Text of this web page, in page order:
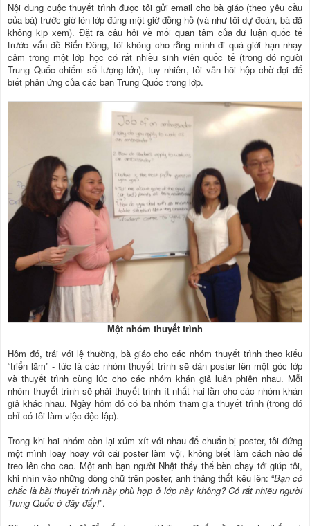
Nội dung cuộc thuyết trình được tôi gửi email cho bà giáo (theo yêu cầu
của bà) trước giờ lên lớp đúng một giờ đồng hồ (và như tôi dự đoán, bà đã
không kịp xem). Đặt ra câu hỏi về mối quan tâm của dư luận quốc tế
trước vấn đề Biển Đông, tôi không cho rằng mình đi quá giới hạn nhạy
cảm trong một lớp học có rất nhiều sinh viên quốc tế (trong đó người
Trung Quốc chiếm số lượng lớn), tuy nhiên, tôi vẫn hồi hộp chờ đợi để
biết phản ứng của các bạn Trung Quốc trong lớp.
Một nhóm thuyết trình
Hôm đó, trái với lệ thường, bà giáo cho các nhóm thuyết trình theo kiểu
“triển lãm” - tức là các nhóm thuyết trình sẽ dán poster lên một góc lớp
và thuyết trình cùng lúc cho các nhóm khán giả luân phiên nhau. Mỗi
nhóm thuyết trình sẽ phải thuyết trình ít nhất hai lần cho các nhóm khán
giả khác nhau. Ngày hôm đó có ba nhóm tham gia thuyết trình (trong đó
chỉ có tôi làm việc độc lập).
Trong khi hai nhóm còn lại xúm xít với nhau để chuẩn bị poster, tôi đứng
một mình loay hoay với cái poster làm vội, không biết làm cách nào để
treo lên cho cao. Một anh bạn người Nhật thấy thế bèn chạy tới giúp tôi,
khi nhìn vào những dòng chữ trên poster, anh thảng thốt kêu lên: “Bạn có
chắc là bài thuyết trình này phù hợp ở lớp này không? Có rất nhiều người
Trung Quốc ở đây đấy!”.